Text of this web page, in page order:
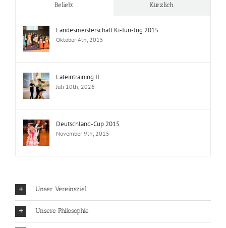
Beliebt Kürzlich
Landesmeisterschaft Ki-Jun-Jug 2015
Oktober 4th, 2015
Lateintraining II
Juli 10th, 2026
Deutschland-Cup 2015
November 9th, 2015
Unser Vereinsziel
Unsere Philosophie